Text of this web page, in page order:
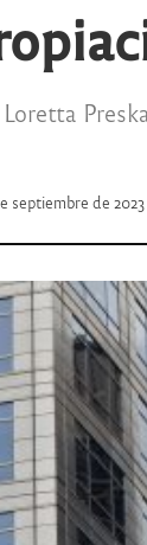
septiembre de 2023